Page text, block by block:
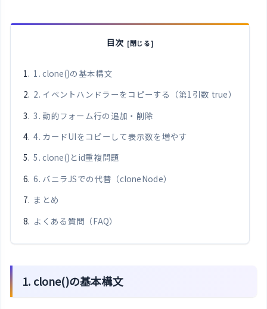
目次
1. clone()の基本構文
2. イベントハンドラーをコピーする（第1引数 true）
3. 動的フォーム行の追加・削除
4. カードUIをコピーして表示数を増やす
5. clone()とid重複問題
6. バニラJSでの代替（cloneNode）
まとめ
よくある質問（FAQ）
1. clone()の基本構文